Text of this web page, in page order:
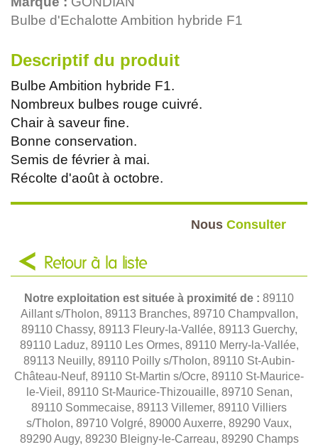
Bulbe d'Echalotte Ambition hybride F1
Descriptif du produit
Bulbe Ambition hybride F1.
Nombreux bulbes rouge cuivré.
Chair à saveur fine.
Bonne conservation.
Semis de février à mai.
Récolte d'août à octobre.
Nous Consulter
Retour à la liste
Notre exploitation est située à proximité de : 89110
Aillant s/Tholon, 89113 Branches, 89710 Champvallon,
89110 Chassy, 89113 Fleury-la-Vallée, 89113 Guerchy,
89110 Laduz, 89110 Les Ormes, 89110 Merry-la-Vallée,
89113 Neuilly, 89110 Poilly s/Tholon, 89110 St-Aubin-
Château-Neuf, 89110 St-Martin s/Ocre, 89110 St-Maurice-
le-Vieil, 89110 St-Maurice-Thizouaille, 89710 Senan,
89110 Sommecaise, 89113 Villemer, 89110 Villiers
s/Tholon, 89710 Volgré, 89000 Auxerre, 89290 Vaux,
89290 Augy, 89230 Bleigny-le-Carreau, 89290 Champs